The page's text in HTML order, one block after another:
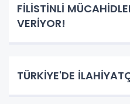
FİLİSTİNLİ
VERİYOR!
TÜRKİYE'DE